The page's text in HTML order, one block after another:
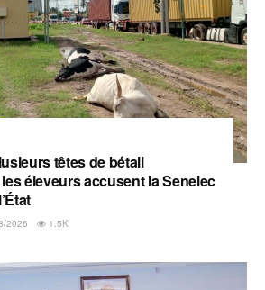
têtes de bétail
éleveurs accusent la Senelec
2026 1.5K